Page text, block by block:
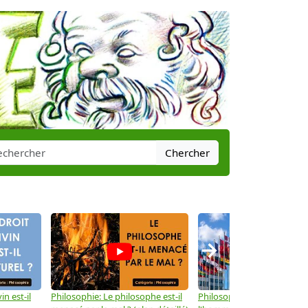
Chercher
est-il
Philosophie: Le philosophe est-il
Philosophie: Les droits de
→